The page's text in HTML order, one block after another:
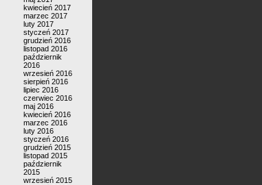
kwiecień 2017
marzec 2017
luty 2017
styczeń 2017
grudzień 2016
listopad 2016
październik
2016
wrzesień 2016
sierpień 2016
lipiec 2016
czerwiec 2016
maj 2016
kwiecień 2016
marzec 2016
luty 2016
styczeń 2016
grudzień 2015
listopad 2015
październik
2015
wrzesień 2015